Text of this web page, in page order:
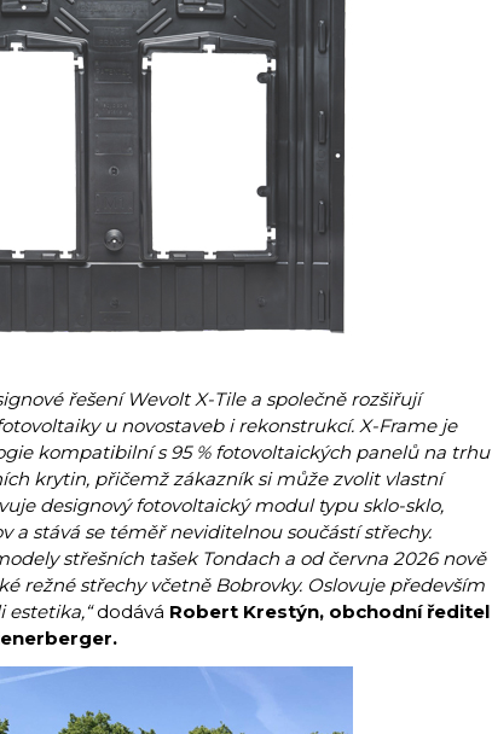
řešení Wevolt X-Tile a společně rozšiřují
u novostaveb i rekonstrukcí. X-Frame je
kompatibilní s 95 % fotovoltaických panelů na trhu
krytin, přičemž zákazník si může zvolit vlastní
designový fotovoltaický modul typu sklo-sklo,
a stává se téměř neviditelnou součástí střechy.
střešních tašek Tondach a od června 2026 nově
režné střechy včetně Bobrovky. Oslovuje především
estetika,“dodává Robert Krestýn, obchodní ředitel